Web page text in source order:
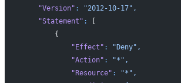
    "Version"
:
"2012-10-17",
    "Statement"
:
[
        {
            "Effect"
:
"Deny",
            "Action"
:
"*",
            "Resource"
:
"*",